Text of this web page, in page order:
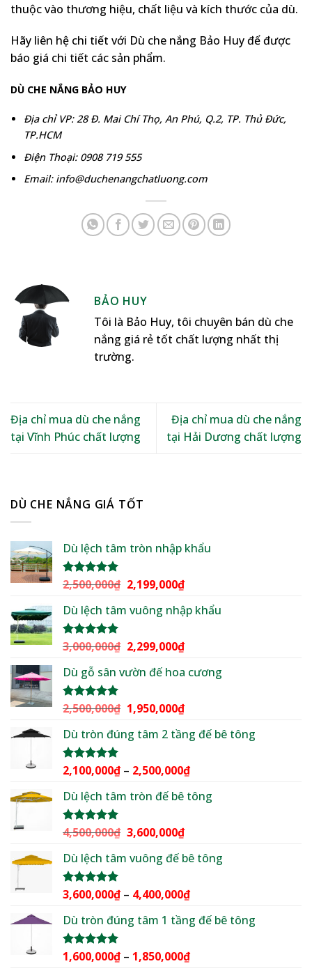
thuộc vào thương hiệu, chất liệu và kích thước của dù.
Hãy liên hệ chi tiết với Dù che nắng Bảo Huy để được
báo giá chi tiết các sản phẩm.
DÙ CHE NẮNG BẢO HUY
Địa chỉ VP: 28 Đ. Mai Chí Thọ, An Phú, Q.2, TP. Thủ Đức,
TP.HCM
Điện Thoại: 0908 719 555
Email: info@duchenangchatluong.com
BẢO HUY
Tôi là Bảo Huy, tôi chuyên bán dù che
nắng giá rẻ tốt chất lượng nhất thị
trường.
Địa chỉ mua dù che nắng
tại Vĩnh Phúc chất lượng
Địa chỉ mua dù che nắng
tại Hải Dương chất lượng
DÙ CHE NẮNG GIÁ TỐT
Dù lệch tâm tròn nhập khẩu
Được xếp
5 sao
2,500,000₫ Giá
là:
2,199,000₫Giá
tại
2,199,000₫.
Dù lệch tâm vuông nhập khẩu
Được xếp
5 sao
3,000,000₫ Giá
là:
2,299,000₫Giá
tại
2,299,000₫.
Dù gỗ sân vườn đế hoa cương
Được xếp
5 sao
2,500,000₫ Giá
là:
1,950,000₫Giá
tại
1,950,000₫.
Dù tròn đúng tâm 2 tầng đế bê tông
Được xếp
5 sao
2,100,000₫ – 2,500,000₫Khoảng
từ
Dù lệch tâm tròn đế bê tông
Được xếp
5 sao
4,500,000₫ Giá
là:
3,600,000₫Giá
tại
3,600,000₫.
Dù lệch tâm vuông đế bê tông
Được xếp
5 sao
3,600,000₫ – 4,400,000₫Khoảng
từ
đến
Dù tròn đúng tâm 1 tầng đế bê tông
Được xếp
1,600,000₫ – 1,850,000₫Khoảng